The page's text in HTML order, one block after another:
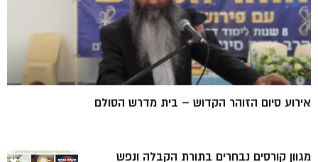
אירוע סיום הזוהר הקדוש – בית מדרש הסולם
מגוון קורסים נבחרים בתורת הקבלה ונפש